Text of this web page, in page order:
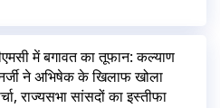
में बगावत का तूफान: कल्याण
ने अभिषेक के खिलाफ खोला
राज्यसभा सांसदों का इस्तीफा